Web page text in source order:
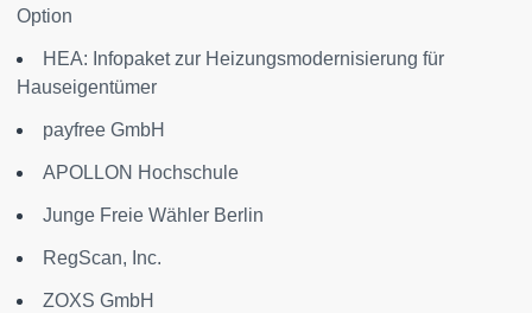
Option
HEA: Infopaket zur Heizungsmodernisierung für
Hauseigentümer
payfree GmbH
APOLLON Hochschule
Junge Freie Wähler Berlin
RegScan, Inc.
ZOXS GmbH